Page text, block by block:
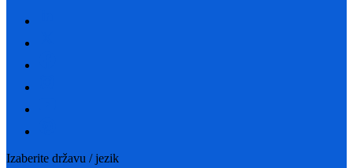
Izaberite državu / jezik